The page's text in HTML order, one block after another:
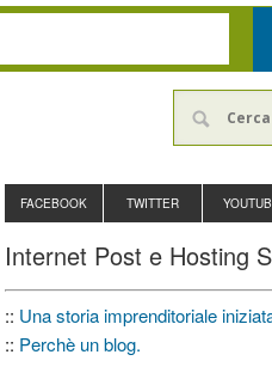
FACEBOOK TWITTER
Internet Post e Hosting
:: Una storia imprenditoriale
:: Perchè un blog.